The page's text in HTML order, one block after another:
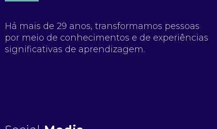
Há mais de 29 anos, transformamos pessoas
por meio de conhecimentos e de experiências
significativas de aprendizagem.